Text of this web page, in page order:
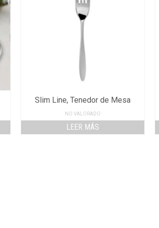
Slim Line, Tenedor de Mesa
NO VALORADO
LEER MÁS